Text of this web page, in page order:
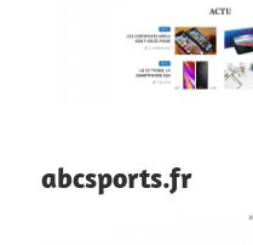
abcsports.fr